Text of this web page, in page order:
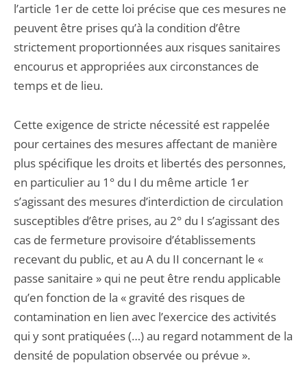
l’article 1er de cette loi précise que ces mesures ne
peuvent être prises qu’à la condition d’être
strictement proportionnées aux risques sanitaires
encourus et appropriées aux circonstances de
temps et de lieu.
Cette exigence de stricte nécessité est rappelée
pour certaines des mesures affectant de manière
plus spécifique les droits et libertés des personnes,
en particulier au 1° du I du même article 1er
s’agissant des mesures d’interdiction de circulation
susceptibles d’être prises, au 2° du I s’agissant des
cas de fermeture provisoire d’établissements
recevant du public, et au A du II concernant le «
passe sanitaire » qui ne peut être rendu applicable
qu’en fonction de la « gravité des risques de
contamination en lien avec l’exercice des activités
qui y sont pratiquées (…) au regard notamment de la
densité de population observée ou prévue ».